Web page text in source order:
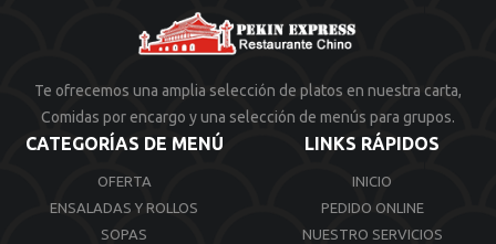
Te ofrecemos una amplia selección de platos en nuestra carta,
Comidas por encargo y una selección de menús para grupos.
CATEGORÍAS DE MENÚ
OFERTA
ENSALADAS Y ROLLOS
SOPAS
LINKS RÁPIDOS
INICIO
PEDIDO ONLINE
NUESTRO SERVICIOS